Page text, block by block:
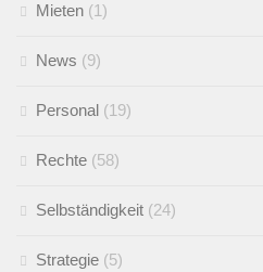
Mieten (1)
News (9)
Personal (19)
Rechte (58)
Selbständigkeit (24)
Strategie (5)